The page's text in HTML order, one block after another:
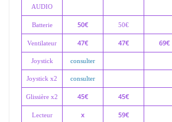
AUDIO
Batterie 50€ 50€
Ventilateur 47€ 47€ 69€
Joystick consulter
Joystick x2 consulter
Glissière x2 45€ 45€
Lecteur
x 59€